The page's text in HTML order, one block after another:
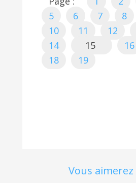
5
6 7 8
10
11 12
14
15 16
18
19
Vous aimerez